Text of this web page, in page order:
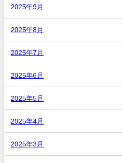
2025年9月
2025年8月
2025年7月
2025年6月
2025年5月
2025年4月
2025年3月